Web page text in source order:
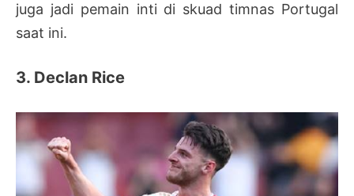
juga jadi pemain inti di skuad timnas Portugal
saat ini.
3. Declan Rice